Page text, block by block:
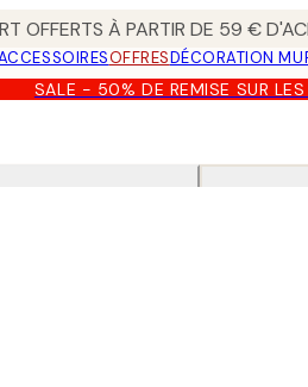
OFFERTS À PARTIR DE 59 €
OFFRESDÉCORATION
SALE - 50% DE REMISE SUR LES